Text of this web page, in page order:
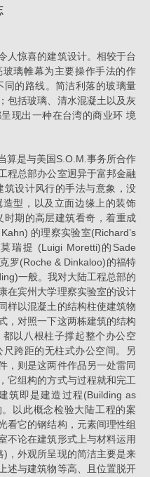
姚
仁
喜
｜
元
建
筑
工
场
人惊喜的建筑设计。相较于台
璃帷幕为主要操作手法的作
同的路线。简洁利落的玻璃量
包括玻璃、清水混凝土以及灰
现出一种在台湾的商业环 境
算是与美国S.O.M.事务所合作
程总部办公室迥异于富邦金融
设计风行的手法与意象，没
型，以及立面边缘上的装饰
期的高层建筑看奇，着重成
的理察实验室(Richard’s
瑞提 (Luigi Moretti)的Sade
罗(Roche & Dinkaloo)的福特
一般。我对大陆工程总部的
在宾州大学理察实验室的设计
样以混凝土的结构柱使建筑物
，对照一下这两栋建筑的结构
以八根柱子撑起整个办公空
跨距的无柱式办公空间。另
，则是这两件作品另一处雷同
它组构的方式与过程就和完工
筑即是建造过程(Building as
以此概念检验大陆工程的案
看它的钢结构，元素间理性组
不论在建筑形式上与材料运用
)，外观所呈现的简洁主要是来
述与建筑物等高、且位置脱开